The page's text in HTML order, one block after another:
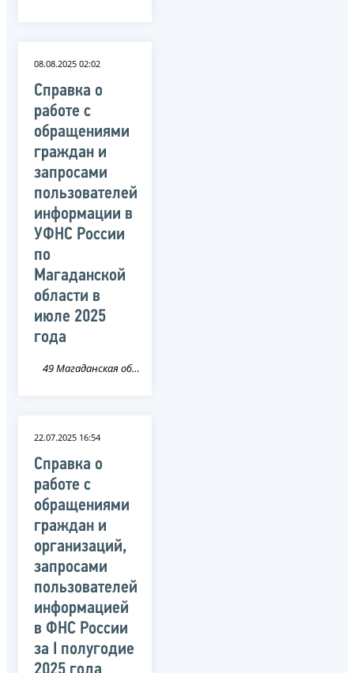
08.08.2025 02:02
Справка о
работе с
обращениями
граждан и
запросами
пользователей
информации в
УФНС России
по
Магаданской
области в
июле 2025
года
49 Магаданская область
22.07.2025 16:54
Справка о
работе с
обращениями
граждан и
организаций,
запросами
пользователей
информацией
в ФНС России
за I полугодие